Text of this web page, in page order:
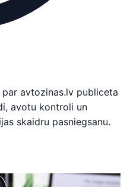
avtozinas.lv publiceta
avotu kontroli un
skaidru pasniegsanu.